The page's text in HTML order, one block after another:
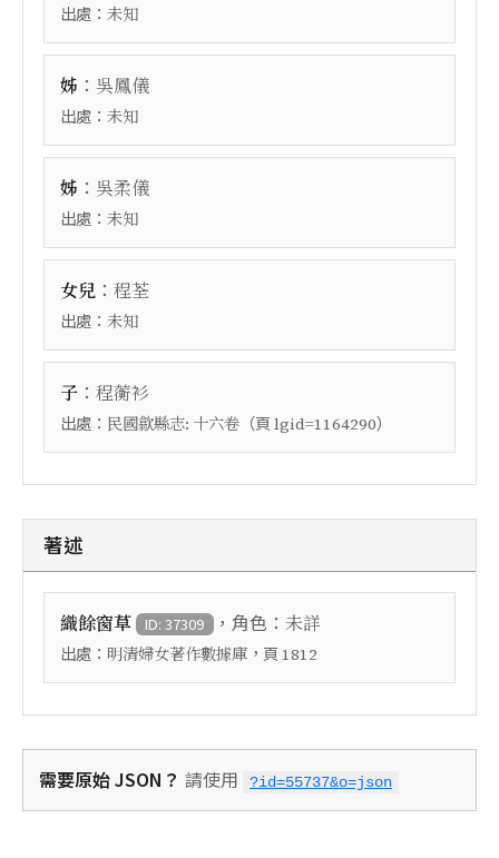
出處： 未知
姊 ： 吳鳳儀
出處： 未知
姊 ： 吳柔儀
出處： 未知
女兒 ： 程荃
出處： 未知
子 ： 程蘅衫
出處： 民國歙縣志: 十六卷 （頁 lgid=1164290）
著述
織餘窗草 ID: 37309 ，角色： 未詳
出處： 明清婦女著作數據庫 ，頁 1812
需要原始 JSON？ 請使用 ?id=55737&o=json